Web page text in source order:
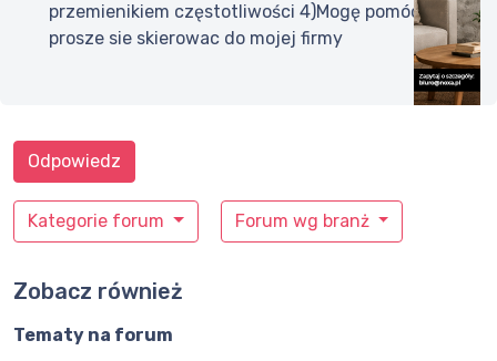
przemienikiem częstotliwości 4)Mogę pomóc
prosze sie skierowac do mojej firmy
Kategorie forum Forum wg branż
Odpowiedz
Zobacz również
Tematy na forum